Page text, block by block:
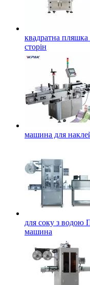
квадратна
сторін
машина для
для соку з водою
машина